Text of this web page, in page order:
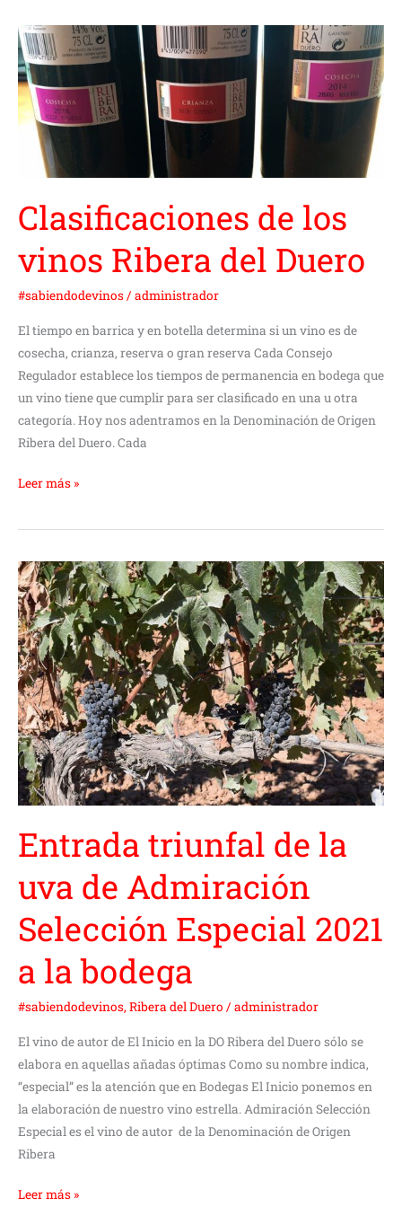
Clasificaciones de los
vinos Ribera del Duero
#sabiendodevinos/ administrador
El tiempo en barrica y en botella determina si un vino es de
cosecha, crianza, reserva o gran reserva Cada Consejo
Regulador establece los tiempos de permanencia en bodega que
un vino tiene que cumplir para ser clasificado en una u otra
categoría. Hoy nos adentramos en la Denominación de Origen
Ribera del Duero. Cada
Clasificaciones
de
los
vinos
Ribera
Duero
Leer más »
Entrada triunfal de la
uva de Admiración
Selección Especial 2021
a la bodega
#sabiendodevinos,Ribera del Duero / administrador
El vino de autor de El Inicio en la DO Ribera del Duero sólo se
elabora en aquellas añadas óptimas Como su nombre indica,
“especial” es la atención que en Bodegas El Inicio ponemos en
la elaboración de nuestro vino estrella. Admiración Selección
Especial es el vino de autor de la Denominación de Origen
Ribera
Entrada
triunfal
de
la
uva
de
Admiración
Selección
Especial
2021
a
bodega
Leer más »